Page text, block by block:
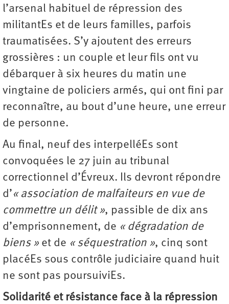
l’arsenal habituel de répression des
militantEs et de leurs familles, parfois
traumatisées. S’y ajoutent des erreurs
grossières : un couple et leur fils ont vu
débarquer à six heures du matin une
vingtaine de policiers armés, qui ont fini par
reconnaître, au bout d’une heure, une erreur
de personne.
Au final, neuf des interpelléEs sont
convoquées le 27 juin au tribunal
correctionnel d’Évreux. Ils devront répondre
d’« association de malfaiteurs en vue de
commettre un délit », passible de dix ans
d’emprisonnement, de « dégradation de
biens » et de « séquestration », cinq sont
placéEs sous contrôle judiciaire quand huit
ne sont pas ­poursuiviEs.
Solidarité et résistance face à la répression